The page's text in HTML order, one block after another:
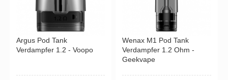
Argus Pod Tank
Verdampfer 1.2 - Voopo
Wenax M1 Pod Tank
Verdampfer 1.2 Ohm -
Geekvape